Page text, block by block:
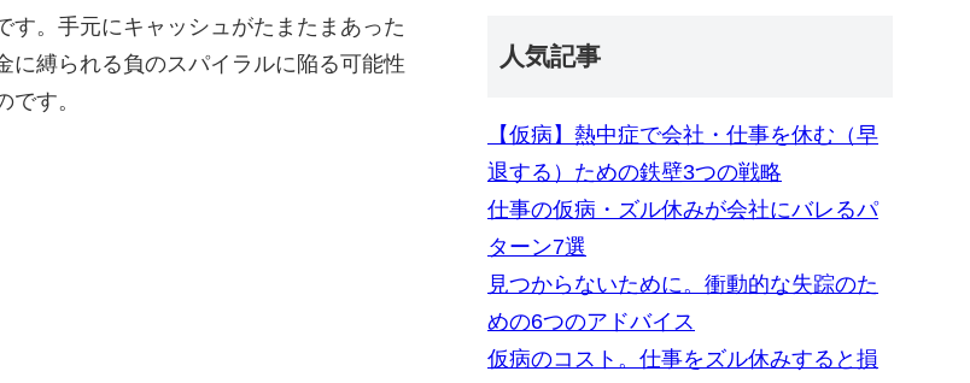
。手元にキャッシュがたまたまあった
に縛られる負のスパイラルに陥る可能性
す。
人気記事
【仮病】熱中症で会社・仕事を休む（早
退する）ための鉄壁3つの戦略
仕事の仮病・ズル休みが会社にバレるパ
ターン7選
見つからないために。衝動的な失踪のた
めの6つのアドバイス
仮病のコスト。仕事をズル休みすると損